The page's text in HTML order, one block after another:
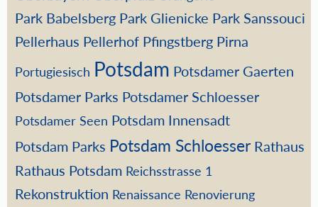
Park Babelsberg Park Glienicke Park Sanssouci
Pellerhaus Pellerhof Pfingstberg Pirna
Portugiesisch Potsdam Potsdamer Gaerten
Potsdamer Parks Potsdamer Schloesser
Potsdamer Seen Potsdam Innensadt
Potsdam Parks Potsdam Schloesser Rathaus
Rathaus Potsdam Reichsstrasse 1
Rekonstruktion Renaissance Renovierung